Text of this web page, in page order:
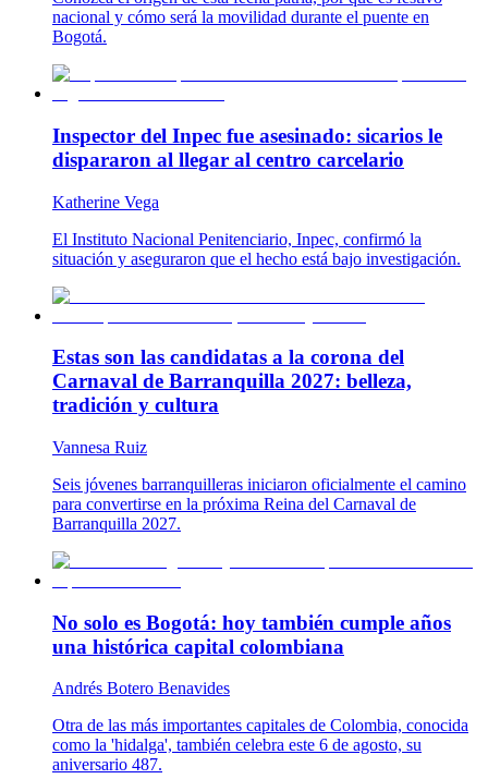
nacional y cómo será la movilidad durante el puente en
Bogotá.
Inspector del Inpec fue asesinado: sicarios le
dispararon al llegar al centro carcelario
Katherine Vega
El Instituto Nacional Penitenciario, Inpec, confirmó la
situación y aseguraron que el hecho está bajo investigación.
Estas son las candidatas a la corona del
Carnaval de Barranquilla 2027: belleza,
tradición y cultura
Vannesa Ruiz
Seis jóvenes barranquilleras iniciaron oficialmente el camino
para convertirse en la próxima Reina del Carnaval de
Barranquilla 2027.
No solo es Bogotá: hoy también cumple años
una histórica capital colombiana
Andrés Botero Benavides
Otra de las más importantes capitales de Colombia, conocida
como la 'hidalga', también celebra este 6 de agosto, su
aniversario 487.